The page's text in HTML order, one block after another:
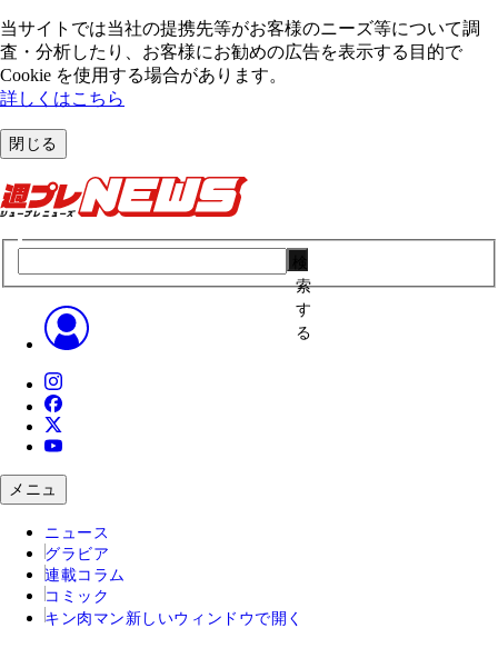
当サイトでは当社の提携先等がお客様のニーズ等について調
査・分析したり、お客様にお勧めの広告を表⽰する⽬的で
Cookie を使⽤する場合があります。
詳しくはこちら
閉じる
索
す
る
メニュ
ニュース
グラビア
連載コラム
コミック
キン肉マン 新しいウィンドウで開く